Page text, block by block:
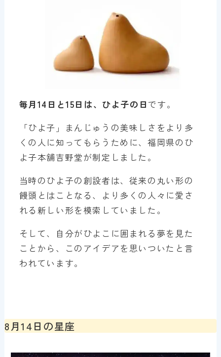
毎月14日と15日は、ひよ子の日 です。
「ひよ子」まんじゅうの美味しさをより多
くの人に知ってもらうために、福岡県のひ
よ子本舗吉野堂が制定しました。
当時のひよ子の創設者は、従来の丸い形の
饅頭とはことなる、より多くの人々に愛さ
れる新しい形を模索していました。
そして、自分がひよこに囲まれる夢を見た
ことから、このアイデアを思いついたと言
われています。
8月14日の星座